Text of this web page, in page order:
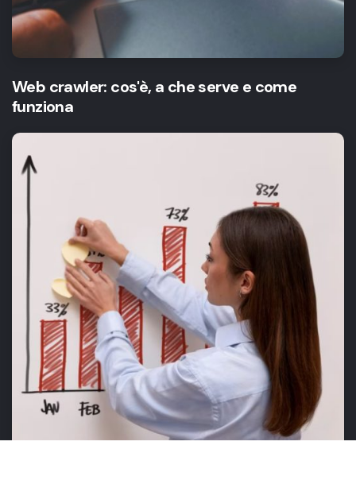
Web crawler: cos'è, a che serve e come
funziona